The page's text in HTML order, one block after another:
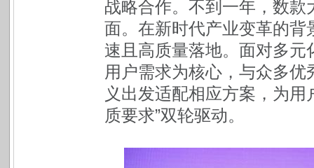
战略合作。不到一年，数
面。在新时代产业变革的
速且高质量落地。面对多
用户需求为核心，与众多优
义出发适配相应方案，为
质要求”双轮驱动。